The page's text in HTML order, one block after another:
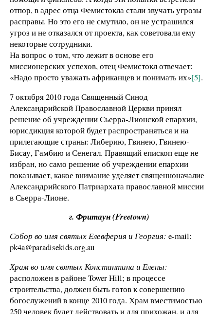
отпор, в адрес отца Фемистокла стали звучать угрозы
расправы. Но это его не смутило, он не устрашился
угроз и не отказался от проекта, как советовали ему
некоторые сотрудники.
На вопрос о том, что лежит в основе его
миссионерских успехов, отец Фемистокл отвечает:
«Надо просто уважать африканцев и понимать их»[5].
7 октября 2010 года Священный Синод
Александрийской Православной Церкви принял
решение об учреждении Сьерра-Лионской епархии,
юрисдикция которой будет распространяться и на
прилегающие страны: Либерию, Гвинею, Гвинею-
Бисау, Гамбию и Сенегал. Правящий епископ еще не
избран, но само решение об учреждении епархии
показывает, какое внимание уделяет священноначалие
Александрийского Патриархата православной миссии
в Сьерра-Лионе.
г. Фритаун (Freetown)
Собор во имя святых Елевферия и Георгия: e-mail:
pk4a@paradisekids.org.au
Храм во имя святых Константина и Елены:
расположен в районе Tower Hill; в процессе
строительства, должен быть готов к совершению
богослужений в конце 2010 года. Храм вместимостью
250 человек будет действовать и для прихожан, и для